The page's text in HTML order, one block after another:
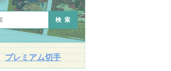
検索
プレミアム切手